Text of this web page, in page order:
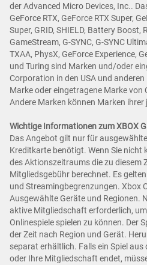
der Advanced Micro Devices, Inc..
GeForce RTX, GeForce RTX Super,
Super, GRID, SHIELD, Battery Boost,
GameStream, G-SYNC, G-SYNC
TXAA, PhysX, GeForce Experience,
und Turing sind Marken und/oder
Corporation in den USA und
Marke oder eingetragene Marke
Andere Marken können Marken ihrer
Wichtige Informationen zum XBOX
Das Angebot gilt nur für
Kreditkarte benötigt. Wenn Sie nicht
des Aktionszeitraums die zu diesem
Mitgliedsgebühr berechnet. Es
und Streamingbegrenzungen. Xbox
Ausgewählte Geräte und Regionen.
aktive Mitgliedschaft erforderlich,
Onlinespiele spielen zu können. Der
der Zeit nach Region und Gerät.
separat erhältlich. Falls ein Spiel
oder Ihre Mitgliedschaft endet,